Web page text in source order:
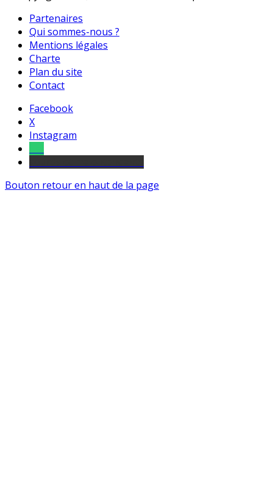
Partenaires
Qui sommes-nous ?
Mentions légales
Charte
Plan du site
Contact
Facebook
X
Instagram
Bouton retour en haut de la page